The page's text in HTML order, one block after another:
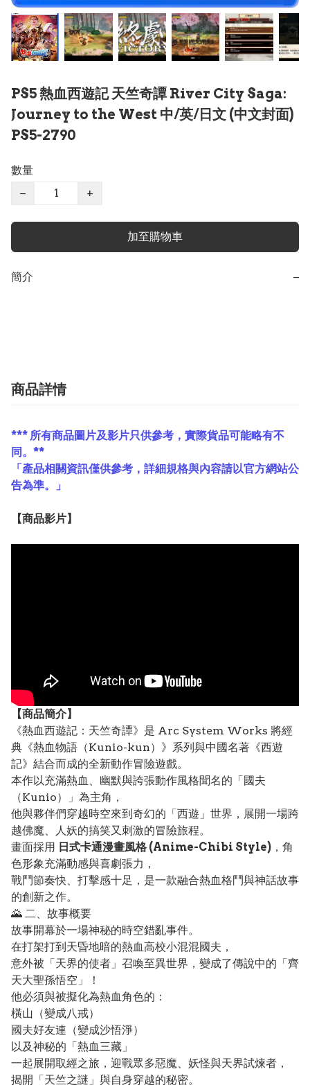
PS5 熱血西遊記 天竺奇譚 River City Saga:
Journey to the West 中/英/日文 (中文封面)
PS5-2790
數量
−
+
加至購物車
簡介 −
商品詳情
*** 所有商品圖片及影片只供參考，實際貨品可能略有不
同。**
「產品相關資訊僅供參考，詳細規格與內容請以官方網站公
告為準。」
【商品影片】
【商品簡介】
《熱血西遊記：天竺奇譚》是 Arc System Works 將經
典《熱血物語（Kunio-kun）》系列與中國名著《西遊
記》結合而成的全新動作冒險遊戲。
本作以充滿熱血、幽默與誇張動作風格聞名的「國夫
（Kunio）」為主角，
他與夥伴們穿越時空來到奇幻的「西遊」世界，展開一場跨
越佛魔、人妖的搞笑又刺激的冒險旅程。
畫面採用 日式卡通漫畫風格 (Anime-Chibi Style) ，角
色形象充滿動感與喜劇張力，
戰鬥節奏快、打擊感十足，是一款融合熱血格鬥與神話故事
的創新之作。
🌄 二、故事概要
故事開幕於一場神秘的時空錯亂事件。
在打架打到天昏地暗的熱血高校小混混國夫，
意外被「天界的使者」召喚至異世界，變成了傳說中的「齊
天大聖孫悟空」！
他必須與被擬化為熱血角色的：
橫山（變成八戒）
國夫好友連（變成沙悟淨）
以及神秘的「熱血三藏」
一起展開取經之旅，迎戰眾多惡魔、妖怪與天界試煉者，
揭開「天竺之謎」與自身穿越的秘密。